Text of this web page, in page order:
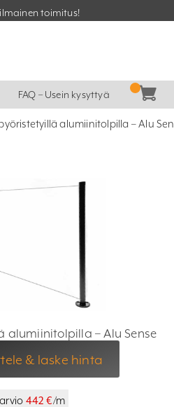
toimitus!
FAQ – Usein kysyttyä
alumiinitolpilla – Alu
alumiinitolpilla – Alu Sense
& laske hinta
442 €/m